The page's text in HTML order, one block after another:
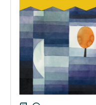
Zespół
Zasady wykorzystania
Wolnych Lektur
Logotypy
Materiały promocyjne